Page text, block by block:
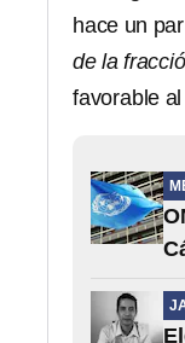
hace un
de la
favorable